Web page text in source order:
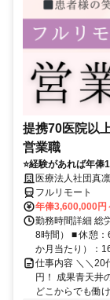
提携70医院以
営業職
⭐経験があれば年俸
医療法人社団真
フルリモート
年俸3,600,000円
勤務時間詳細 総
8時間） ■ 休憩
か月当たり）：
仕事内容 ＼＼20
円！ 成果青天井
どこからでも働